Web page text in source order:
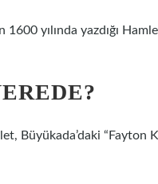
yılında yazdığı
Büyükada’daki “Fayton